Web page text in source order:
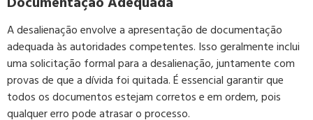
A desalienação envolve a apresentação de documentação
adequada às autoridades competentes. Isso geralmente inclui
uma solicitação formal para a desalienação, juntamente com
provas de que a dívida foi quitada. É essencial garantir que
todos os documentos estejam corretos e em ordem, pois
qualquer erro pode atrasar o processo.